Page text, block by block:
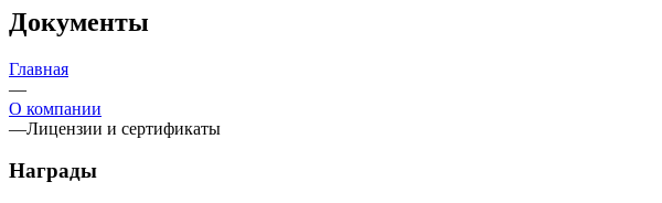
Документы
Главная
—
О компании
—Лицензии и сертификаты
Награды